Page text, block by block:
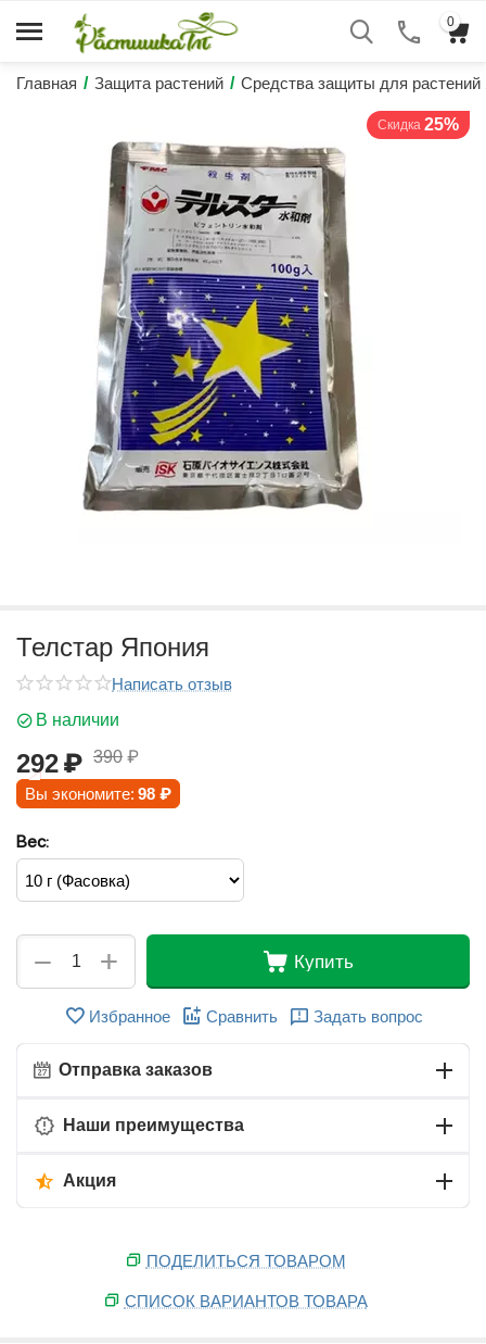
0
Главная / Защита растений / Средства защиты для растений
Скидка 25%
Телстар Япония
Написать отзыв
В наличии
292₽ 390 ₽
Вы экономите: 98 ₽
Вес:
+
− Купить
Избранное Сравнить Задать вопрос
Отправка заказов
Наши преимущества
Акция
ПОДЕЛИТЬСЯ ТОВАРОМ
СПИСОК ВАРИАНТОВ ТОВАРА